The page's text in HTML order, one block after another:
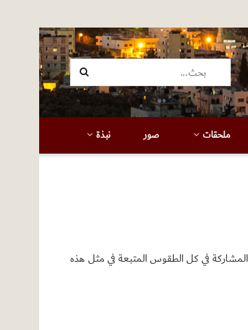
ملحقات صور نبذة
في كل الطقوس المتبعة في مثل هذه